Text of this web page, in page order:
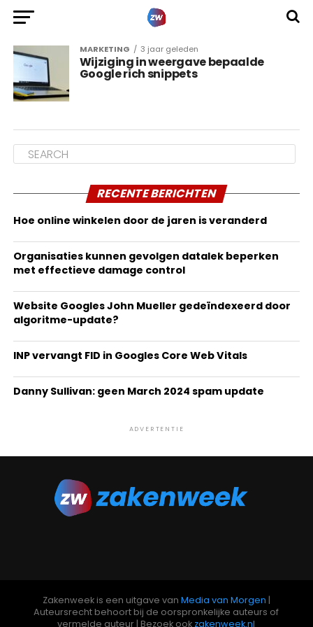
MARKETING 3 jaar geleden
Wijziging in weergave bepaalde
Google rich snippets
RECENTE BERICHTEN
Hoe online winkelen door de jaren is veranderd
Organisaties kunnen gevolgen datalek beperken
met effectieve damage control
Website Googles John Mueller gedeïndexeerd door
algoritme-update?
INP vervangt FID in Googles Core Web Vitals
Danny Sullivan: geen March 2024 spam update
ADVERTENTIE
Zakenweek is een uitgave van Media van Morgen |
Auteursrecht behoort bij de oorspronkelijke auteurs of
vermelde auteur | Bezoek ook zakenweek.nl